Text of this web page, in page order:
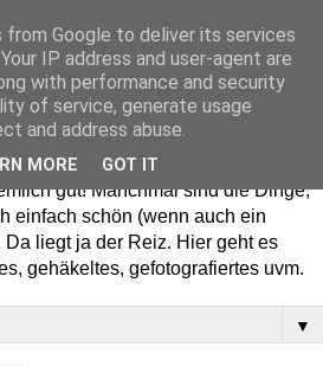
Einfach und schön -
gut! Manchmal sind die Dinge,
einfach schön (wenn auch ein
liegt ja der Reiz. Hier geht es
gehäkeltes, gefotografiertes uvm.
▼
from Google to deliver its services
IP address and user-agent are
with performance and security
of service, generate usage
and address abuse.
MORE GOT IT